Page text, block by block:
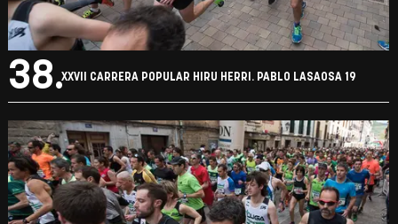
38.XXVII CARRERA POPULAR HIRU HERRI. PABLO LASAOSA 19